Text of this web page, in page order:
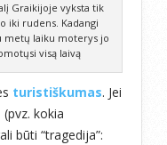
Graikijoje vyksta tik
iki rudens. Kadangi
metų laiku moterys jo
visą laivą
turistiškumas. Jei
kokia
būti “tragedija”: